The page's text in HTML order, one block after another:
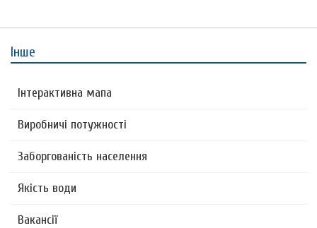
Інше
Інтерактивна мапа
Виробничі потужності
Заборгованість населення
Якість води
Вакансії